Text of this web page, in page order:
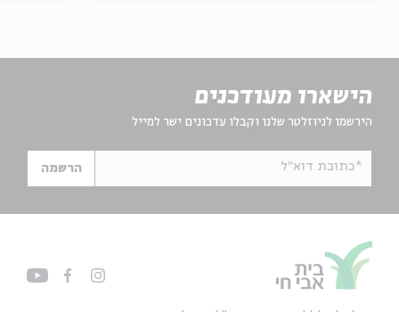
הישארו מעודכנים
הירשמו לניוזלטר שלנו וקבלו עדכונים ישר למייל
*כתובת דוא"ל הרשמה